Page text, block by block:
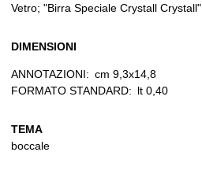
Vetro; "Birra Speciale Crystall Crystall"
DIMENSIONI
ANNOTAZIONI: cm 9,3x14,8
FORMATO STANDARD: lt 0,40
TEMA
boccale